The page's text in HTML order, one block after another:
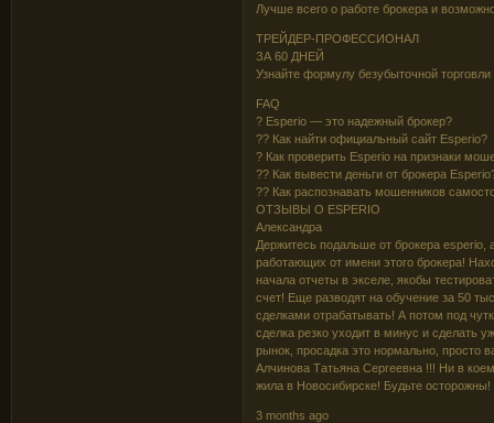
Лучше всего о работе брокера и
ТРЕЙДЕР-ПРОФЕССИОНАЛ
ЗА 60 ДНЕЙ
Узнайте формулу безубыточной торговли
FAQ
? Esperio — это надежный брокер?
?? Как найти официальный сайт Esperio?
? Как проверить Esperio на признаки
?? Как вывести деньги от брокера
?? Как распознавать мошенников
OТЗЫВЫ О ESPERIO
Александра
Держитесь подальше от брокера esperio,
работающих от имени этого брокера!
начала отчеты в экселе, якобы
счет! Еще разводят на обучение за 50
сделками отрабатывать! А потом под
сделка резко уходит в минус и сделать
рынок, просадка это нормально, просто
Алчинова Татьяна Сергеевна !!! Ни в
жила в Новосибирске! Будьте осторожны!
3 months ago